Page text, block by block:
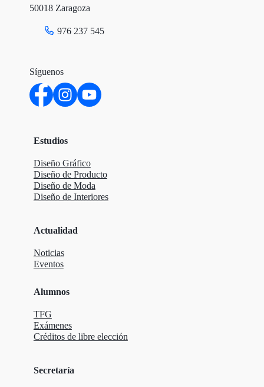
50018 Zaragoza
976 237 545
Síguenos
Estudios
Diseño Gráfico
Diseño de Producto
Diseño de Moda
Diseño de Interiores
Actualidad
Noticias
Eventos
Alumnos
TFG
Exámenes
Créditos de libre elección
Secretaría